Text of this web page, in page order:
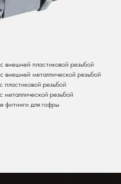
внешней пластиковой резьбой
внешней металлической резьбой
пластиковой резьбой
металлической резьбой
фитинги для гофры